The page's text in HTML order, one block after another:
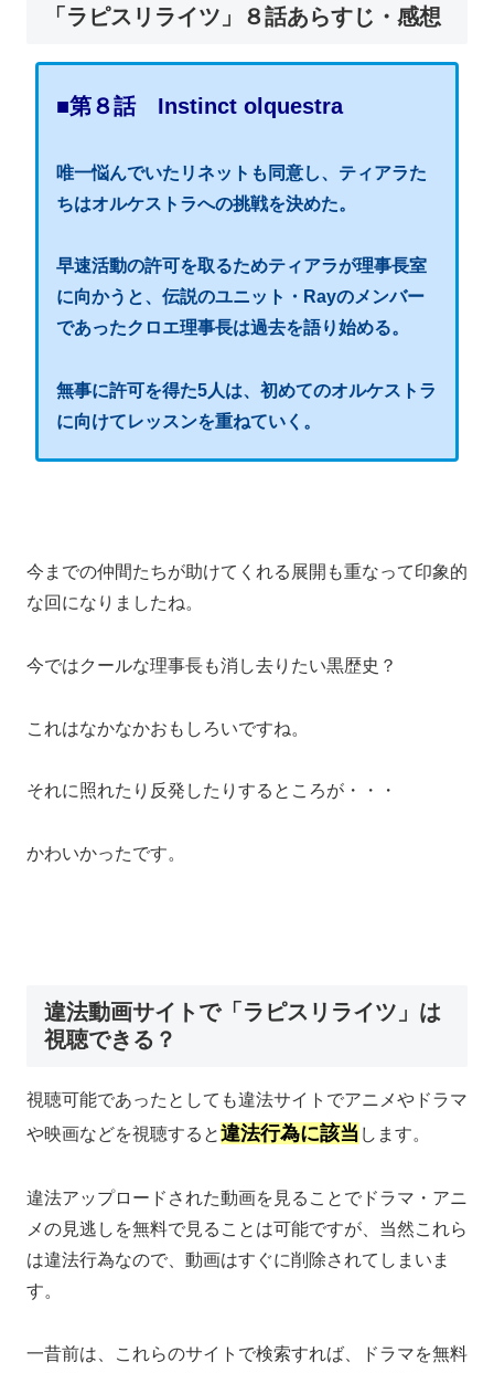
「ラピスリライツ」８話あらすじ・感想
■第８話 Instinct olquestra
唯一悩んでいたリネットも同意し、ティアラた
ちはオルケストラへの挑戦を決めた。
早速活動の許可を取るためティアラが理事長室
に向かうと、伝説のユニット・Rayのメンバー
であったクロエ理事長は過去を語り始める。
無事に許可を得た5人は、初めてのオルケストラ
に向けてレッスンを重ねていく。
今までの仲間たちが助けてくれる展開も重なって印象的
な回になりましたね。
今ではクールな理事長も消し去りたい黒歴史？
これはなかなかおもしろいですね。
それに照れたり反発したりするところが・・・
かわいかったです。
違法動画サイトで「ラピスリライツ」は
視聴できる？
視聴可能であったとしても違法サイトでアニメやドラマ
や映画などを視聴すると違法行為に該当 します。
違法アップロードされた動画を見ることでドラマ・アニ
メの見逃しを無料で見ることは可能ですが、当然これら
は違法行為なので、動画はすぐに削除されてしまいま
す。
一昔前は、これらのサイトで検索すれば、ドラマを無料